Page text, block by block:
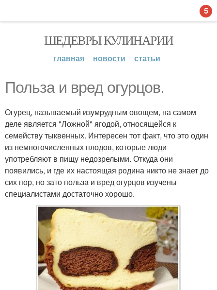
ШЕДЕВРЫ КУЛИНАРИИ
главная новости статьи
Польза и вред огурцов.
Огурец, называемый изумрудным овощем, на самом
деле является "Ложной" ягодой, относящейся к
семейству тыквенных. Интересен тот факт, что это один
из немногочисленных плодов, которые люди
употребляют в пищу недозрелыми. Откуда они
появились, и где их настоящая родина никто не знает до
сих пор, но зато польза и вред огурцов изучены
специалистами достаточно хорошо.
5